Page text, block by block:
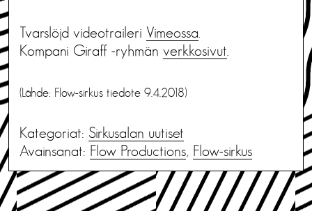
Tvarslöjd videotraileri Vimeossa
Kompani Giraff -ryhmän verkkosivut
(Lähde: Flow-sirkus tiedote 9.4.2018)
Kategoriat: Sirkusalan uutiset
Avainsanat: Flow Productions, Flow-sirkus